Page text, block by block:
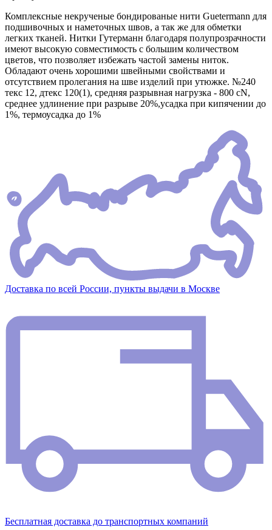
Комплексные некрученые бондированые нити Guetermann для
подшивочных и наметочных швов, а так же для обметки
легких тканей. Нитки Гутерманн благодаря полупрозрачности
имеют высокую совместимость с большим количеством
цветов, что позволяет избежать частой замены ниток.
Обладают очень хорошими швейными свойствами и
отсутствием пролегания на шве изделий при утюжке. №240
текс 12, дтекс 120(1), средняя разрывная нагрузка - 800 сN,
среднее удлинение при разрыве 20%,усадка при кипячении до
1%, термоусадка до 1%
Доставка по всей России, пункты выдачи в Москве
Бесплатная доставка до транспортных компаний